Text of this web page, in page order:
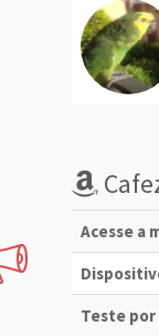
Acesse a
Teste por